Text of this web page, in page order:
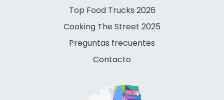
Top Food Trucks 2026
Cooking The Street 2025
Preguntas frecuentes
Contacto